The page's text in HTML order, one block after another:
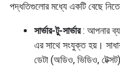
পদ্ধতিগুলোর মধ্যে একটি বেছে
সার্ভার-টু-সার্ভার: আপনার
এর সাথে সংযুক্ত হয়।
ডেটা (অডিও, ভিডিও,